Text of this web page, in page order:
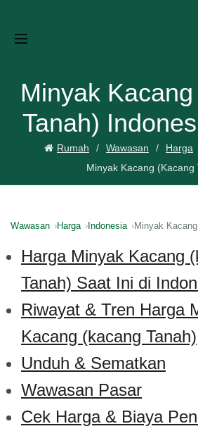
Minyak
Tanah)
Rumah Wawasan Harga
Minyak Kacang (Kacang
Wawasan Harga Indonesia Minyak
Harga Minyak Kacang
Tanah) Saat Ini di
Riwayat & Tren Harga
Kacang (kacang Tanah)
Unduh & Sematkan
Wawasan Pasar
Cek Harga & Biaya